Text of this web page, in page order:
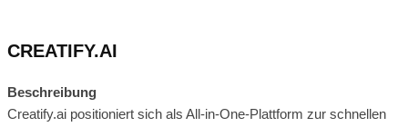
CREATIFY.AI
Beschreibung
Creatify.ai positioniert sich als All-in-One-Plattform zur schnellen